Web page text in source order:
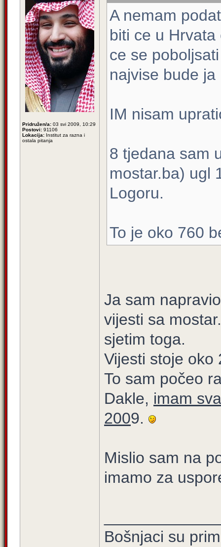
Pridružen/a: 03 svi 2009, 10:29
Postovi: 91106
Lokacija: Institut za razna i
ostala pitanja
A nemam
biti ce u
ce se
najvise bude
IM nisam
8 tjedana sam
mostar.ba) ugl
Logoru.
To je oko 760
Ja sam
vijesti sa
sjetim toga.
Vijesti stoje oko
To sam počeo
Dakle, imam
2009.
Mislio sam na
imamo za
Bošnjaci su